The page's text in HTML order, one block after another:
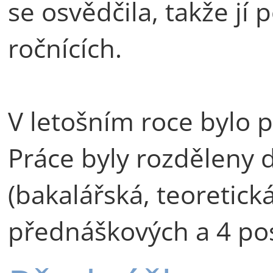
se osvědčila, takže jí
ročnících.
V letošním roce bylo
Práce byly rozděleny
(bakalářská,
přednáškových a 4